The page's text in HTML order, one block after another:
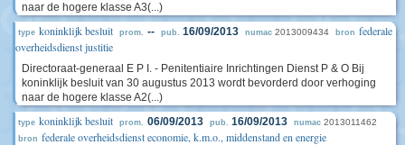
naar de hogere klasse A3(...)
type koninklijk besluit prom. -- pub. 16/09/2013 numac 2013009434 bron federale
overheidsdienst justitie
Directoraat-generaal E P I. - Penitentiaire Inrichtingen Dienst P & O Bij
koninklijk besluit van 30 augustus 2013 wordt bevorderd door verhoging
naar de hogere klasse A2(...)
type koninklijk besluit prom. 06/09/2013 pub. 16/09/2013 numac 2013011462
bron federale overheidsdienst economie, k.m.o., middenstand en energie